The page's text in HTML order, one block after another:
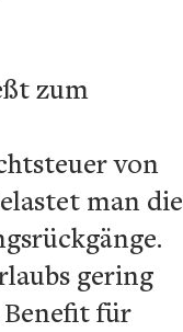
zum
von
man die
gering
Benefit für